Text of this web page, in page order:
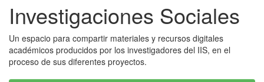
Investigaciones Sociales
Un espacio para compartir materiales y recursos digitales
académicos producidos por los investigadores del IIS, en el
proceso de sus diferentes proyectos.